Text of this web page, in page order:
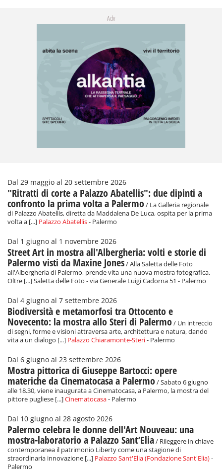
Adv
Dal 29 maggio al 20 settembre 2026
"Ritratti di corte a Palazzo Abatellis": due dipinti a
confronto la prima volta a Palermo/ La Galleria regionale
di Palazzo Abatellis, diretta da Maddalena De Luca, ospita per la prima
volta a [...] Palazzo Abatellis- Palermo
Dal 1 giugno al 1 novembre 2026
Street Art in mostra all'Albergheria: volti e storie di
Palermo visti da Maxine Jones/ Alla Saletta delle Foto
all'Albergheria di Palermo, prende vita una nuova mostra fotografica.
Oltre [...] Saletta delle Foto - via Generale Luigi Cadorna 51 - Palermo
Dal 4 giugno al 7 settembre 2026
Biodiversità e metamorfosi tra Ottocento e
Novecento: la mostra allo Steri di Palermo/ Un intreccio
di segni, forme e visioni attraversa arte, architettura e natura, dando
vita a un dialogo [...] Palazzo Chiaramonte-Steri- Palermo
Dal 6 giugno al 23 settembre 2026
Mostra pittorica di Giuseppe Bartocci: opere
materiche da Cinematocasa a Palermo/ Sabato 6 giugno
alle 18.30, viene inaugurata a Cinematocasa, a Palermo, la mostra del
pittore pugliese [...]Cinematocasa- Palermo
Dal 10 giugno al 28 agosto 2026
Palermo celebra le donne dell'Art Nouveau: una
mostra-laboratorio a Palazzo Sant’Elia/ Rileggere in chiave
contemporanea il patrimonio Liberty come una stagione di
straordinaria innovazione [...] Palazzo Sant'Elia (Fondazione Sant'Elia)-
Palermo